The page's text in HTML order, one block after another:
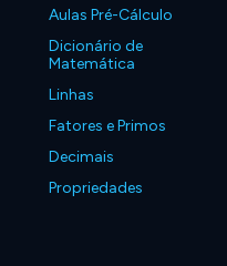
Aulas Pré-Cálculo
Dicionário de
Matemática
Linhas
Fatores e Primos
Decimais
Propriedades